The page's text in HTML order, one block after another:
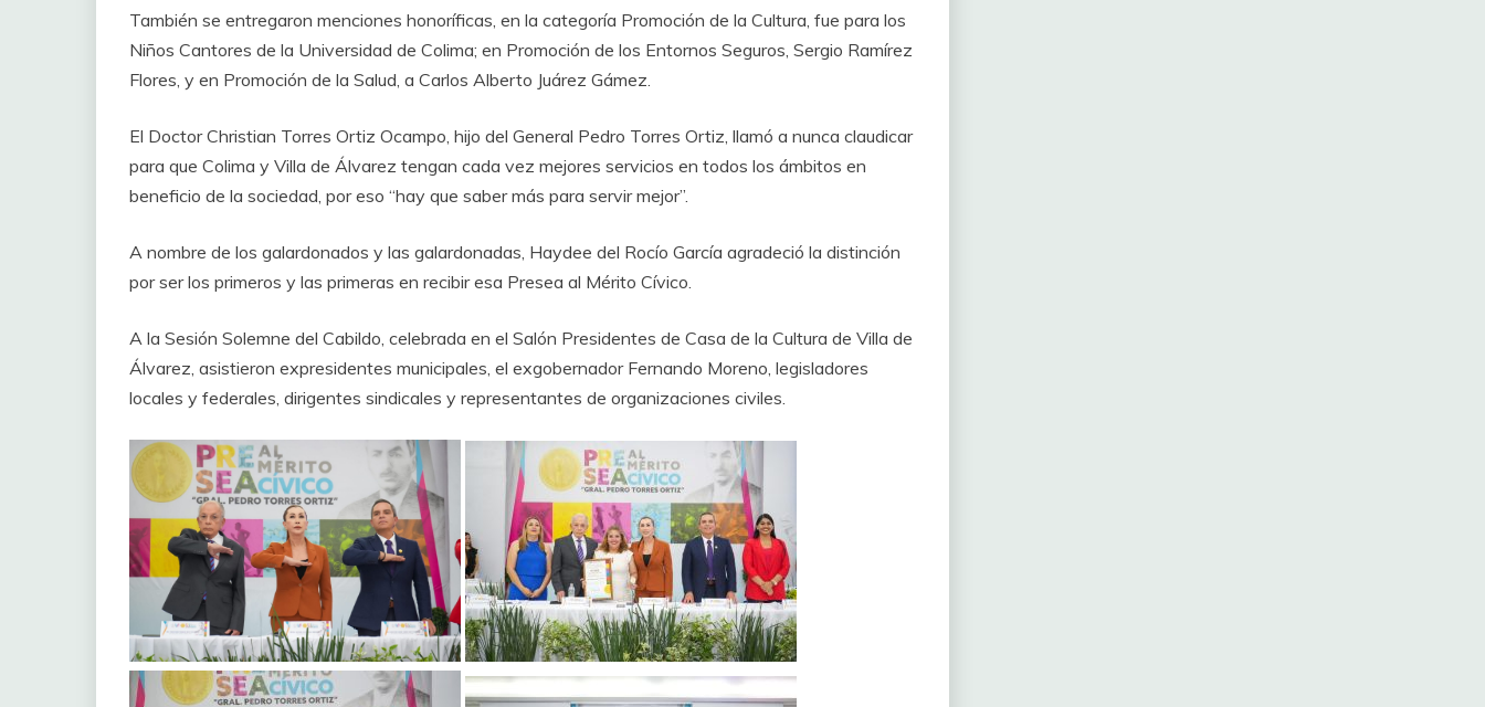
También se entregaron menciones honoríficas, en la categoría Promoción de la Cultura, fue para los
Niños Cantores de la Universidad de Colima; en Promoción de los Entornos Seguros, Sergio Ramírez
Flores, y en Promoción de la Salud, a Carlos Alberto Juárez Gámez.
El Doctor Christian Torres Ortiz Ocampo, hijo del General Pedro Torres Ortiz, llamó a nunca claudicar
para que Colima y Villa de Álvarez tengan cada vez mejores servicios en todos los ámbitos en
beneficio de la sociedad, por eso “hay que saber más para servir mejor”.
A nombre de los galardonados y las galardonadas, Haydee del Rocío García agradeció la distinción
por ser los primeros y las primeras en recibir esa Presea al Mérito Cívico.
A la Sesión Solemne del Cabildo, celebrada en el Salón Presidentes de Casa de la Cultura de Villa de
Álvarez, asistieron expresidentes municipales, el exgobernador Fernando Moreno, legisladores
locales y federales, dirigentes sindicales y representantes de organizaciones civiles.